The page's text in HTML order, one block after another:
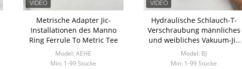
Metrische Adapter Jic-
Installationen des Manno
Ring Ferrule To Metric Tee
Model: AEHE
Min: 1-99 Stücke
Hydraulische Schlauch-T-
Verschraubung männliches
und weibliches Vakuum-Jic
CNC
Model: BJ
Min: 1-99 Stücke